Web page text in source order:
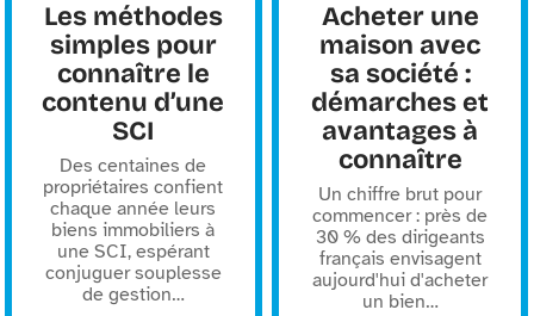
Les méthodes
simples pour
connaître le
contenu d’une
SCI
Des centaines de
propriétaires confient
chaque année leurs
biens immobiliers à
une SCI, espérant
conjuguer souplesse
de gestion…
Acheter une
maison avec
sa société :
démarches et
avantages à
connaître
Un chiffre brut pour
commencer : près de
30 % des dirigeants
français envisagent
aujourd'hui d'acheter
un bien…